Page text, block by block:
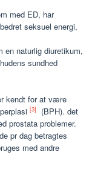
med ED, har
seksuel energi,
en naturlig diuretikum,
sundhed
kendt for at være
[3]
(BPH). det
prostata problemer.
pr dag betragtes
med andre